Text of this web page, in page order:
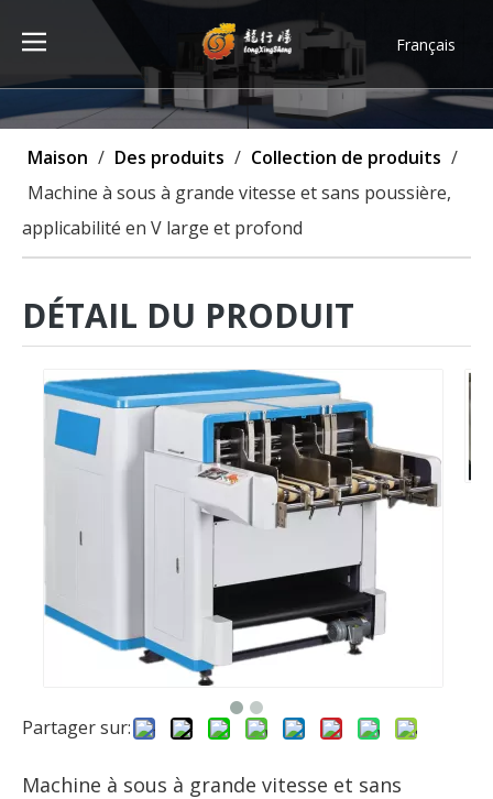
Français
Türk dili
ไทย
Deutsch
Maison / Des produits / Collection de produits /
Machine à sous à grande vitesse et sans poussière,
applicabilité en V large et profond
DÉTAIL DU PRODUIT
Partager sur:
Machine à sous à grande vitesse et sans